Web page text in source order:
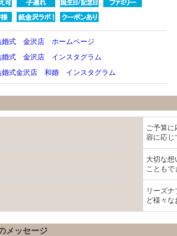
婚式 金沢店 ホームページ
婚式 金沢店 インスタグラム
婚式金沢店 和婚 インスタグラム
ご予算に
容に応じ
大切な想
こともで
リーズ
ど様々
メッセージ